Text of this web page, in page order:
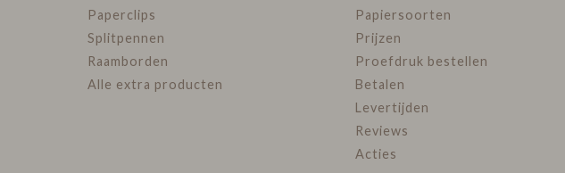
Paperclips
Splitpennen
Raamborden
Alle extra producten
Papiersoorten
Prijzen
Proefdruk bestellen
Betalen
Levertijden
Reviews
Acties